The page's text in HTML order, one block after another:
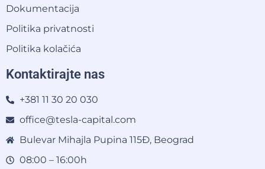
Dokumentacija
Politika privatnosti
Politika kolačića
Kontaktirajte nas
+381 11 30 20 030
office@tesla-capital.com
Bulevar Mihajla Pupina 115Đ, Beograd
08:00 – 16:00h